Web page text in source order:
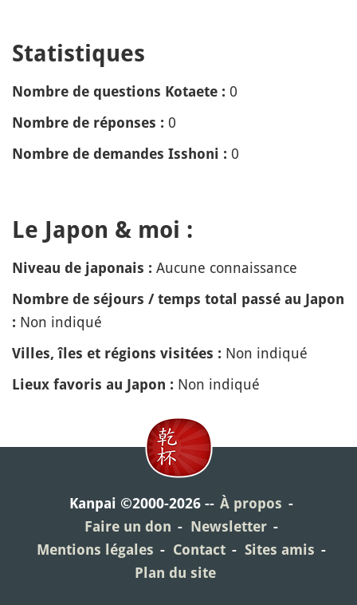
Statistiques
Nombre de questions Kotaete : 0
Nombre de réponses : 0
Nombre de demandes Isshoni : 0
Le Japon & moi :
Niveau de japonais : Aucune connaissance
Nombre de séjours / temps total passé au Japon
: Non indiqué
Villes, îles et régions visitées : Non indiqué
Lieux favoris au Japon : Non indiqué
Kanpai ©2000-2026
À propos
Faire un don
Newsletter
Mentions légales
Contact
Sites amis
Plan du site